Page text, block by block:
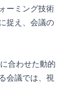
ーミング技術
捉え、会議の
合わせた動的
会議では、視